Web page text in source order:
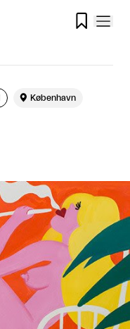

 København